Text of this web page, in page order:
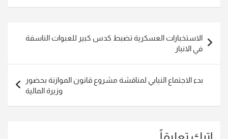
المقالات
الاستخبارات العسكرية تضبط كدس كبير للعبوات الناسفة
في الانبار
بدء الاجتماع النيابي لمناقشة مشروع قانون الموازنة بحضور
وزيرة المالية